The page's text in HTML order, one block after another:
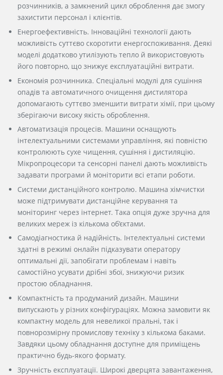
розчинників, а замкнений цикл оброблення дає змогу
захистити персонал і клієнтів.
Енергоефективність. Інноваційні технології дають
можливість суттєво скоротити енергоспоживання. Деякі
моделі додатково утилізують тепло й використовують
його повторно, що знижує експлуатаційні витрати.
Економія розчинника. Спеціальні модулі для сушіння
опадів та автоматичного очищення дистилятора
допомагають суттєво зменшити витрати хімії, при цьому
зберігаючи високу якість оброблення.
Автоматизація процесів. Машини оснащують
інтелектуальними системами управління, які повністю
контролюють сухе чищення, сушіння і дистиляцію.
Мікропроцесори та сенсорні панелі дають можливість
задавати програми й моніторити всі етапи роботи.
Системи дистанційного контролю. Машина хімчистки
може підтримувати дистанційне керування та
моніторинг через інтернет. Така опція дуже зручна для
великих мереж із кількома об’єктами.
Самодіагностика й надійність. Інтелектуальні системи
здатні в режимі онлайн підказувати оператору
оптимальні дії, запобігати проблемам і навіть
самостійно усувати дрібні збої, знижуючи ризик
простою обладнання.
Компактність та продуманий дизайн. Машини
випускають у різних конфігураціях. Можна замовити як
компактну модель для невеликої пральні, так і
повнорозмірну промислову техніку з кількома баками.
Завдяки цьому обладнання доступне для приміщень
практично будь-якого формату.
Зручність експлуатації. Широкі дверцята завантаження,